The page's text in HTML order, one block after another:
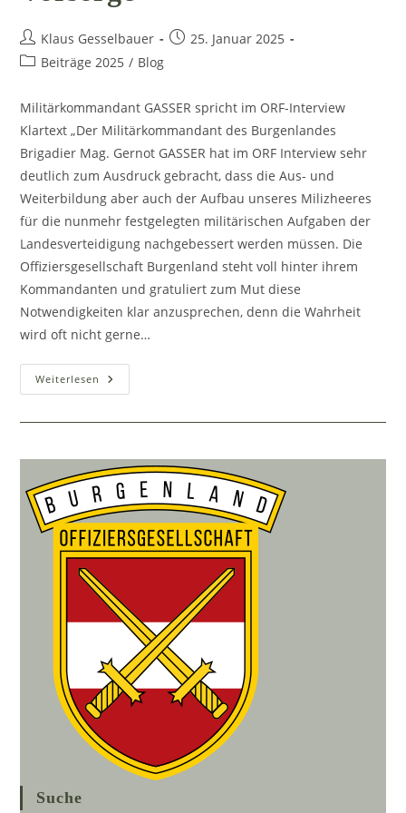
Beitrags-
Autor:
Klaus Gesselbauer
Beitrag25. Januar 2025
Beitrags-
Beiträge 2025 / Blog
Militärkommandant GASSER spricht im ORF-Interview
Klartext „Der Militärkommandant des Burgenlandes
Brigadier Mag. Gernot GASSER hat im ORF Interview sehr
deutlich zum Ausdruck gebracht, dass die Aus- und
Weiterbildung aber auch der Aufbau unseres Milizheeres
für die nunmehr festgelegten militärischen Aufgaben der
Landesverteidigung nachgebessert werden müssen. Die
Offiziersgesellschaft Burgenland steht voll hinter ihrem
Kommandanten und gratuliert zum Mut diese
Notwendigkeiten klar anzusprechen, denn die Wahrheit
wird oft nicht gerne…
Weiterlesen Landesverteidigung
Braucht
Suche